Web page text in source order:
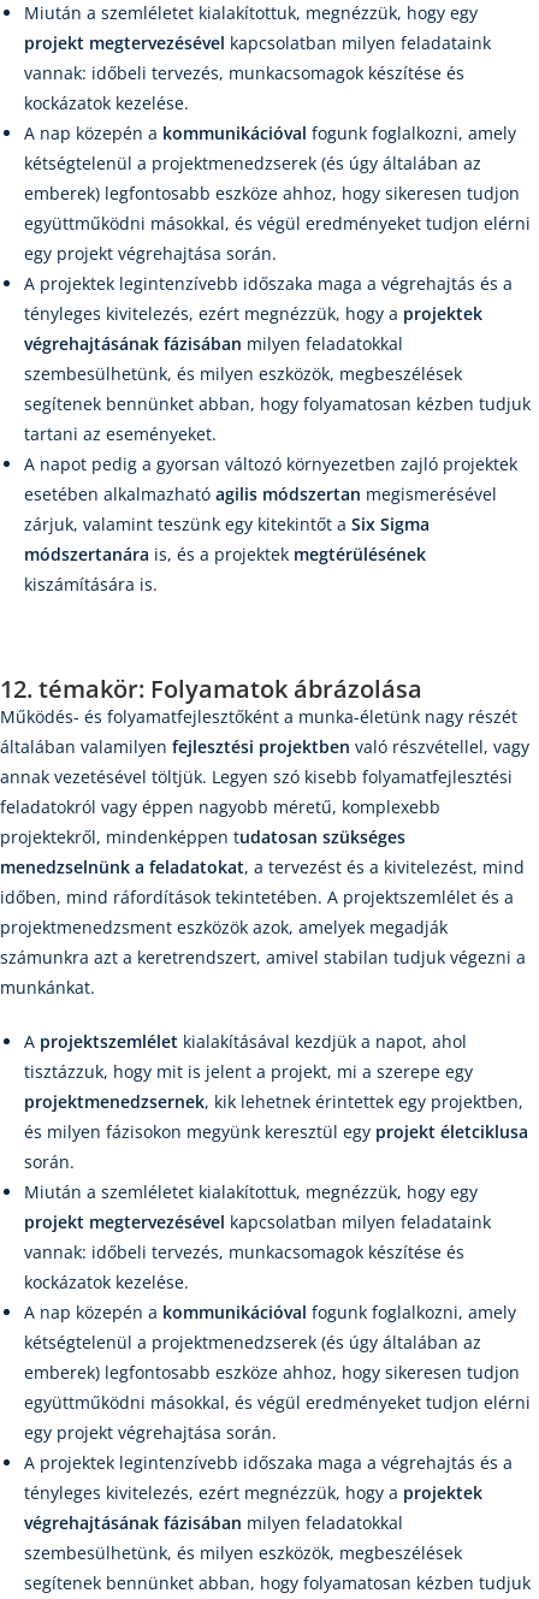
Miután a szemléletet kialakítottuk, megnézzük, hogy egy
projekt megtervezésével kapcsolatban milyen feladataink
vannak: időbeli tervezés, munkacsomagok készítése és
kockázatok kezelése.
A nap közepén a kommunikációval fogunk foglalkozni, amely
kétségtelenül a projektmenedzserek (és úgy általában az
emberek) legfontosabb eszköze ahhoz, hogy sikeresen tudjon
együttműködni másokkal, és végül eredményeket tudjon elérni
egy projekt végrehajtása során.
A projektek legintenzívebb időszaka maga a végrehajtás és a
tényleges kivitelezés, ezért megnézzük, hogy a projektek
végrehajtásának fázisában milyen feladatokkal
szembesülhetünk, és milyen eszközök, megbeszélések
segítenek bennünket abban, hogy folyamatosan kézben tudjuk
tartani az eseményeket.
A napot pedig a gyorsan változó környezetben zajló projektek
esetében alkalmazható agilis módszertan megismerésével
zárjuk, valamint teszünk egy kitekintőt a Six Sigma
módszertanára is, és a projektek megtérülésének
kiszámítására is.
12. témakör: Folyamatok ábrázolása
Működés- és folyamatfejlesztőként a munka-életünk nagy részét
általában valamilyen fejlesztési projektben való részvétellel, vagy
annak vezetésével töltjük. Legyen szó kisebb folyamatfejlesztési
feladatokról vagy éppen nagyobb méretű, komplexebb
projektekről, mindenképpen tudatosan szükséges
menedzselnünk a feladatokat, a tervezést és a kivitelezést, mind
időben, mind ráfordítások tekintetében. A projektszemlélet és a
projektmenedzsment eszközök azok, amelyek megadják
számunkra azt a keretrendszert, amivel stabilan tudjuk végezni a
munkánkat.
A projektszemlélet kialakításával kezdjük a napot, ahol
tisztázzuk, hogy mit is jelent a projekt, mi a szerepe egy
projektmenedzsernek, kik lehetnek érintettek egy projektben,
és milyen fázisokon megyünk keresztül egy projekt életciklusa
során.
Miután a szemléletet kialakítottuk, megnézzük, hogy egy
projekt megtervezésével kapcsolatban milyen feladataink
vannak: időbeli tervezés, munkacsomagok készítése és
kockázatok kezelése.
A nap közepén a kommunikációval fogunk foglalkozni, amely
kétségtelenül a projektmenedzserek (és úgy általában az
emberek) legfontosabb eszköze ahhoz, hogy sikeresen tudjon
együttműködni másokkal, és végül eredményeket tudjon elérni
egy projekt végrehajtása során.
A projektek legintenzívebb időszaka maga a végrehajtás és a
tényleges kivitelezés, ezért megnézzük, hogy a projektek
végrehajtásának fázisában milyen feladatokkal
szembesülhetünk, és milyen eszközök, megbeszélések
segítenek bennünket abban, hogy folyamatosan kézben tudjuk